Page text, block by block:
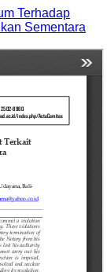
Terhadap
Sementara